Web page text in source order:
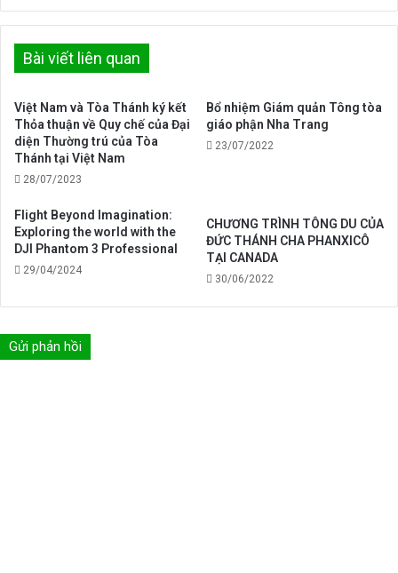
Bài viết liên quan
Việt Nam và Tòa Thánh ký kết
Thỏa thuận về Quy chế của Đại
diện Thường trú của Tòa
Thánh tại Việt Nam
28/07/2023
Bổ nhiệm Giám quản Tông tòa
giáo phận Nha Trang
23/07/2022
Flight Beyond Imagination:
Exploring the world with the
DJI Phantom 3 Professional
29/04/2024
CHƯƠNG TRÌNH TÔNG DU CỦA
ĐỨC THÁNH CHA PHANXICÔ
TẠI CANADA
30/06/2022
Gửi phản hồi